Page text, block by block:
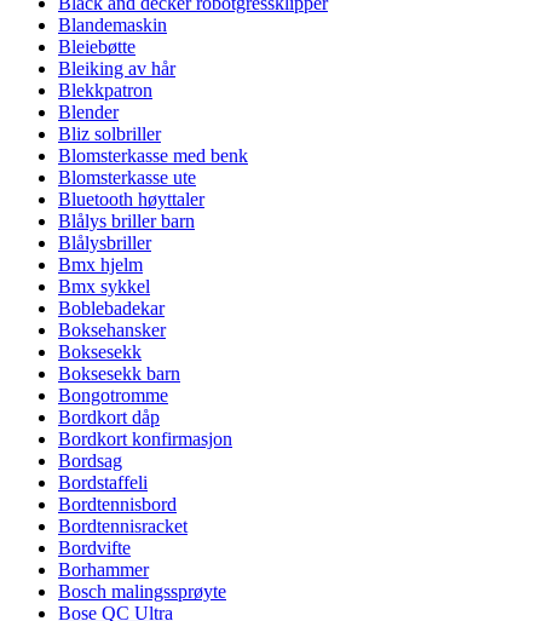
Blandemaskin
Bleiebøtte
Bleiking av hår
Blekkpatron
Blender
Bliz solbriller
Blomsterkasse med benk
Blomsterkasse ute
Bluetooth høyttaler
Blålys briller barn
Blålysbriller
Bmx hjelm
Bmx sykkel
Boblebadekar
Boksehansker
Boksesekk
Boksesekk barn
Bongotromme
Bordkort dåp
Bordkort konfirmasjon
Bordsag
Bordstaffeli
Bordtennisbord
Bordtennisracket
Bordvifte
Borhammer
Bosch malingssprøyte
Bose QC Ultra